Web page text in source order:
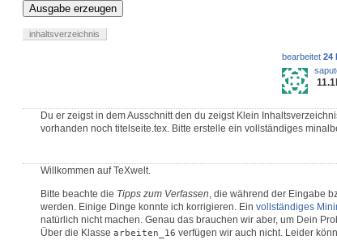
Ausgabe erzeugen
inhaltsverzeichnis
bearbeitet 24
Du er zeigst in dem Ausschnitt den du zeigst Klein
vorhanden noch titelseite.tex. Bitte erstelle ein vollständiges
Willkommen auf TeXwelt.
Bitte beachte die Tipps zum Verfassen, die während der Eingabe
werden. Einige Dinge konnte ich korrigieren. Ein vollständiges
natürlich nicht machen. Genau das brauchen wir aber, um Dein
Über die Klasse arbeiten_16 verfügen wir auch nicht. Leider